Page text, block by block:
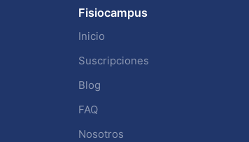
Fisiocampus
Inicio
Suscripciones
Blog
FAQ
Nosotros